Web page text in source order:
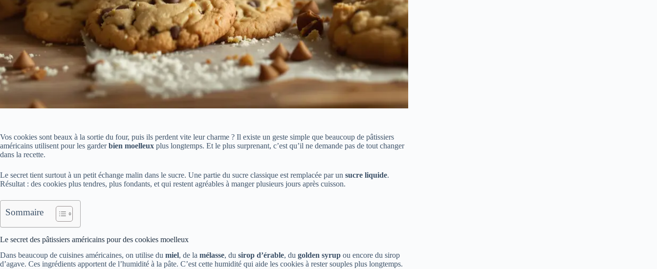
Vos cookies sont beaux à la sortie du four, puis ils perdent vite leur charme ? Il existe un geste simple que beaucoup de pâtissiers
américains utilisent pour les garderbien moelleux plus longtemps. Et le plus surprenant, c’est qu’il ne demande pas de tout changer
dans la recette.
Le secret tient surtout à un petit échange malin dans le sucre. Une partie du sucre classique est remplacée par un sucre liquide.
Résultat : des cookies plus tendres, plus fondants, et qui restent agréables à manger plusieurs jours après cuisson.
Sommaire
Le secret des pâtissiers américains pour des cookies moelleux
Dans beaucoup de cuisines américaines, on utilise du miel, de la mélasse, du sirop d’érable, du golden syrup ou encore du sirop
d’agave. Ces ingrédients apportent de l’humidité à la pâte. C’est cette humidité qui aide les cookies à rester souples plus longtemps.